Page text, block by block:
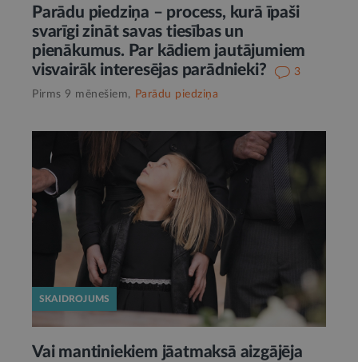
Parādu piedziņa – process, kurā īpaši
svarīgi zināt savas tiesības un
pienākumus. Par kādiem jautājumiem
visvairāk interesējas parādnieki?
3
Pirms 9 mēnešiem,
Parādu piedziņa
SKAIDROJUMS
Vai mantiniekiem jāatmaksā aizgājēja